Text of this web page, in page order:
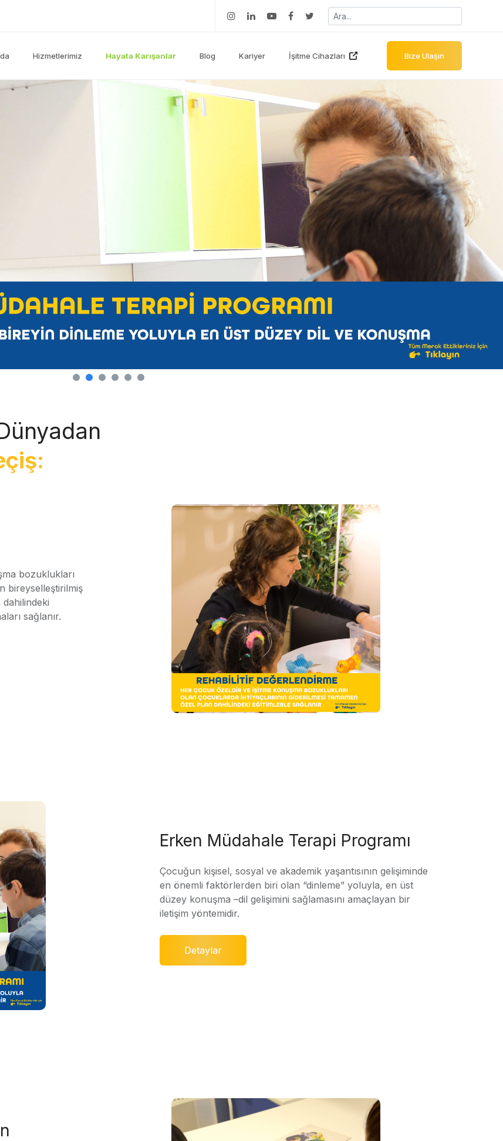
Hizmetlerimiz Hayata Karışanlar Blog Kariyer İşitme Cihazları Bize Ulaşın
bozuklukları
bireyselleştirilmiş
dahilindeki
sağlanır.
Erken Müdahale Terapi Programı
Çocuğun kişisel, sosyal ve akademik yaşantısının gelişiminde
en önemli faktörlerden biri olan “dinleme” yoluyla, en üst
düzey konuşma –dil gelişimini sağlamasını amaçlayan bir
iletişim yöntemidir.
Detaylar